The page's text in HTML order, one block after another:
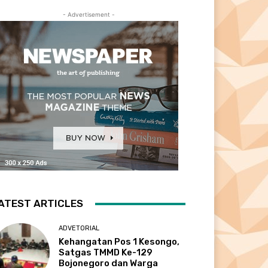
- Advertisement -
ARTICLES
ADVETORIAL
Kehangatan Pos 1 Kesongo,
Satgas TMMD Ke-129
Bojonegoro dan Warga